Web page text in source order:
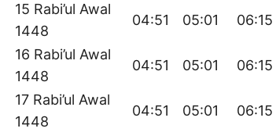
15 Rabi’ul Awal
1448
04:51 05:01 06:15
16 Rabi’ul Awal
1448
04:51 05:01 06:15
17 Rabi’ul Awal
1448
04:51 05:01 06:15